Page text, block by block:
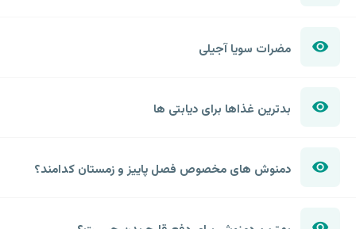
مضرات سویا آجیلی
بدترین غذاها برای دیابتی ها
دمنوش های مخصوص فصل پاییز و زمستان کدامند؟